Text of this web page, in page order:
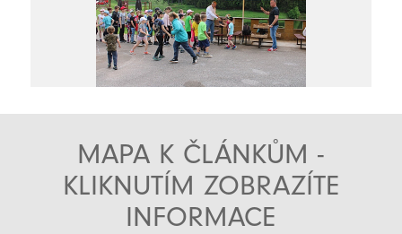
MAPA K ČLÁNKŮM -
KLIKNUTÍM ZOBRAZÍTE
INFORMACE